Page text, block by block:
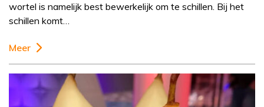
wortel is namelijk best bewerkelijk om te schillen. Bij het
schillen komt…
Meer